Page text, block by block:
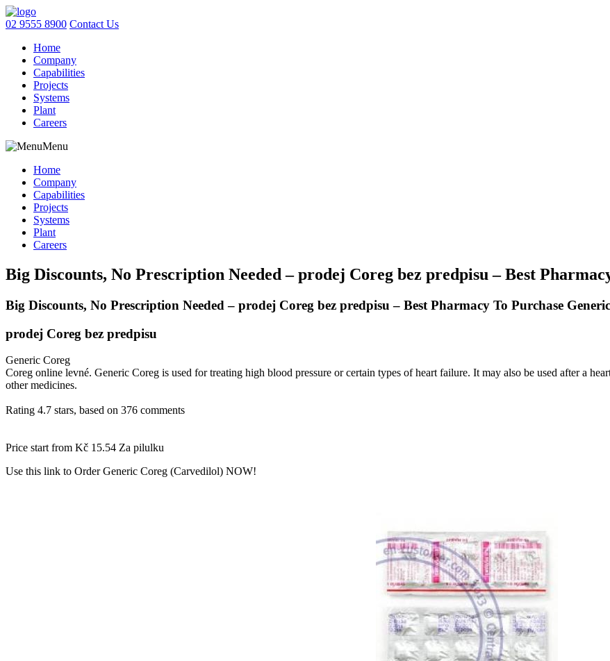
02 9555 8900 Contact Us
Home
Company
Capabilities
Projects
Systems
Plant
Careers
Menu
Home
Company
Capabilities
Projects
Systems
Plant
Careers
Big Discounts, No Prescription Needed – prodej Coreg bez predpisu – Best
Big Discounts, No Prescription Needed – prodej Coreg bez predpisu – Best Pharmacy To Purchase
prodej Coreg bez predpisu
Generic Coreg
Coreg online levné. Generic Coreg is used for treating high blood pressure or certain types of heart failure. It may also be used after a
other medicines.
Rating 4.7 stars, based on 376 comments
Price start from Kč 15.54 Za pilulku
Use this link to Order Generic Coreg (Carvedilol) NOW!